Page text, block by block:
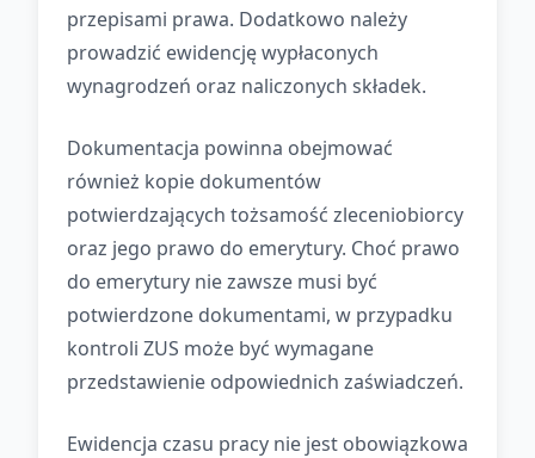
przepisami prawa. Dodatkowo należy
prowadzić ewidencję wypłaconych
wynagrodzeń oraz naliczonych składek.
Dokumentacja powinna obejmować
również kopie dokumentów
potwierdzających tożsamość zleceniobiorcy
oraz jego prawo do emerytury. Choć prawo
do emerytury nie zawsze musi być
potwierdzone dokumentami, w przypadku
kontroli ZUS może być wymagane
przedstawienie odpowiednich zaświadczeń.
Ewidencja czasu pracy nie jest obowiązkowa